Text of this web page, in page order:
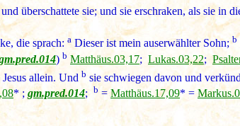
überschattete sie; und sie erschraken, als sie in
die sprach: a Dieser ist mein auserwählter Sohn;b
) b Matthäus.03,17; Lukas.03,22;
Jesus allein. Und b sie schwiegen davon und
* ; gm.pred.014; b =Matthäus.17,09* =